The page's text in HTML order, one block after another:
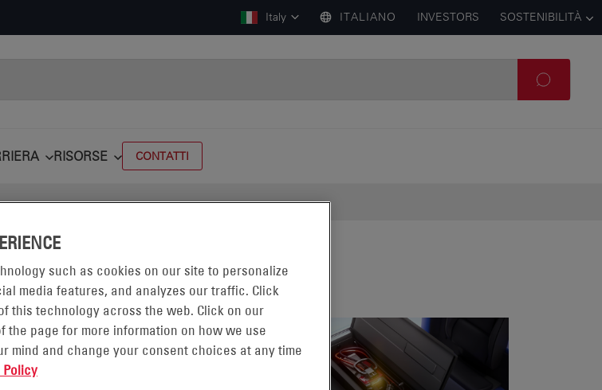
Italy ITALIANO INVESTORS SOSTENIBILITÀ
RISORSE CONTATTI
FOR CLASS 3
such as cookies on our site to personalize
media features, and analyzes our traffic. Click
this technology across the web. Click on our
the page for more information on how we use
mind and change your consent choices at any time
Policy